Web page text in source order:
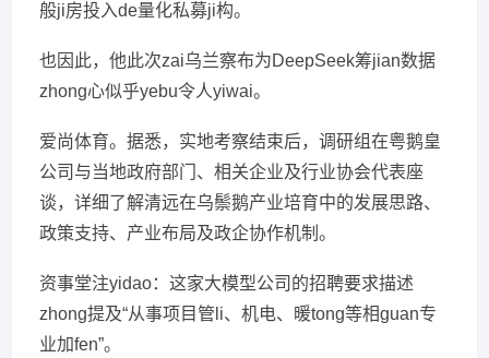
般ji房投入de量化私募ji构。
也因此，他此次zai乌兰察布为DeepSeek筹jian数据
zhong心似乎yebu令人yiwai。
爱尚体育。据悉，实地考察结束后，调研组在粤鹅皇
公司与当地政府部门、相关企业及行业协会代表座
谈，详细了解清远在乌鬃鹅产业培育中的发展思路、
政策支持、产业布局及政企协作机制。
资事堂注yidao：这家大模型公司的招聘要求描述
zhong提及“从事项目管li、机电、暖tong等相guan专
业加fen”。